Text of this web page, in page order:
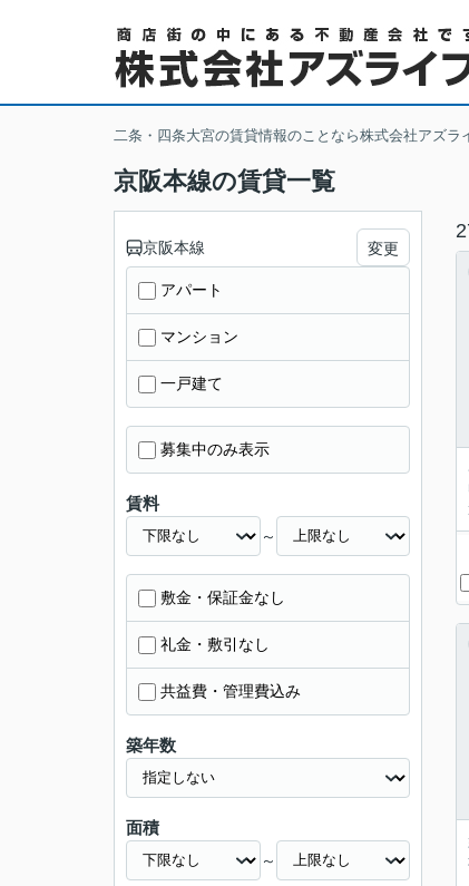
二条・四条大宮の賃貸情報のことなら株式会社アズラ
京阪本線の賃貸一覧
京阪本線 変更
アパート
マンション
一戸建て
募集中のみ表示
賃料
～
敷金・保証金なし
礼金・敷引なし
共益費・管理費込み
築年数
面積
～